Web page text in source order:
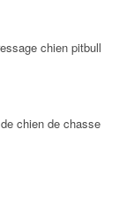
chien pitbull
chien de chasse